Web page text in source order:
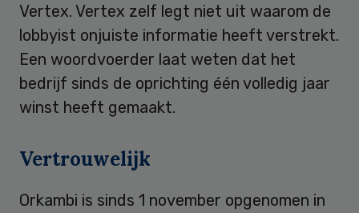
Vertex. Vertex zelf legt niet uit waarom de
lobbyist onjuiste informatie heeft verstrekt.
Een woordvoerder laat weten dat het
bedrijf sinds de oprichting één volledig jaar
winst heeft gemaakt.
Vertrouwelijk
Orkambi is sinds 1 november opgenomen in